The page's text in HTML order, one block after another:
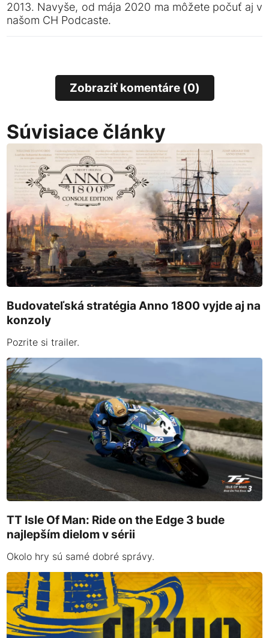
2013. Navyše, od mája 2020 ma môžete počuť aj v
našom CH Podcaste.
Zobraziť komentáre (0)
Súvisiace články
Budovateľská stratégia Anno 1800 vyjde aj na
konzoly
Pozrite si trailer.
TT Isle Of Man: Ride on the Edge 3 bude
najlepším dielom v sérii
Okolo hry sú samé dobré správy.